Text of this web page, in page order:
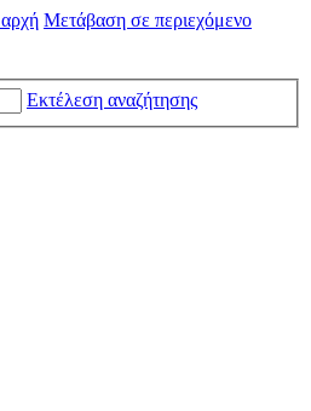
αρχή Μετάβαση σε περιεχόμενο
Εκτέλεση αναζήτησης